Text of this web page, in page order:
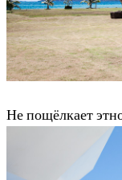
Не пощёлкает